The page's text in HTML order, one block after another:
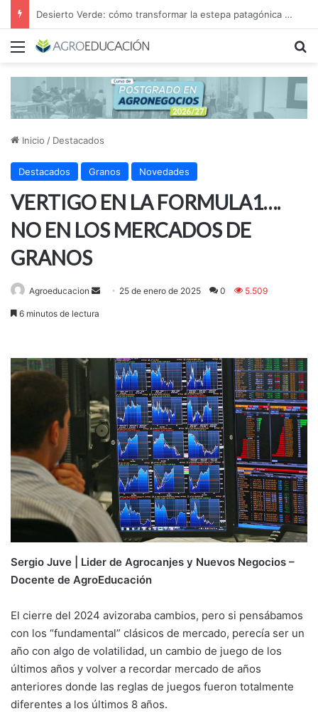
Desierto Verde: cómo transformar la estepa patagónica en un proyecto agroindustrial de exportación
Menú
Inicio / Destacados
Destacados Granos Novedades
VERTIGO EN LA FORMULA1….
NO EN LOS MERCADOS DE
GRANOS
Agroeducacion
Send 25 de enero de 2025 0 5.509
6 minutos de lectura
Sergio Juve | Lider de Agrocanjes y Nuevos Negocios –
Docente de AgroEducación
El cierre del 2024 avizoraba cambios, pero si pensábamos
con los “fundamental” clásicos de mercado, perecía ser un
año con algo de volatilidad, un cambio de juego de los
últimos años y volver a recordar mercado de años
anteriores donde las reglas de juegos fueron totalmente
diferentes a los últimos 8 años.